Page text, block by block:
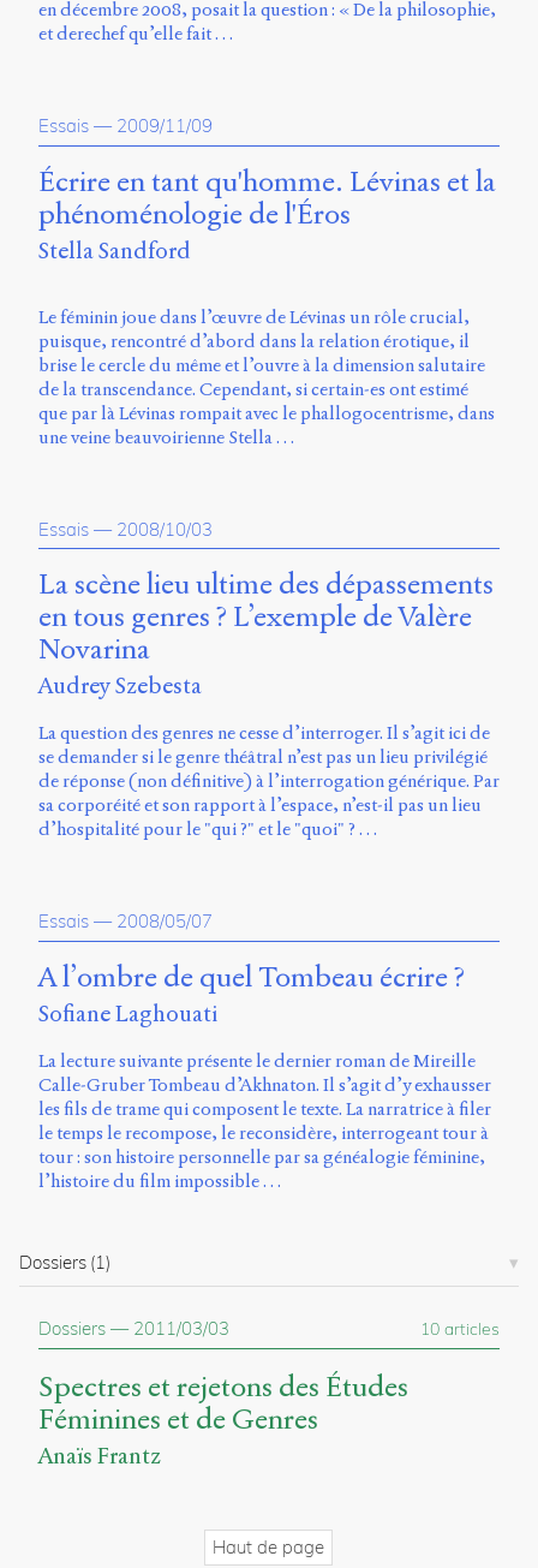
Foundry
et
Adams.
Ce
été
Julie
Blanc,
Maxime
Bouton,
Jérémy
De
Timothée
Servanne
Monjour,
Nicolas
Sauret
et
Vitali-
Rosati,
de
2018
en décembre 2008, posait la question : « De la philosophie,
et derechef qu’elle fait …
Essais — 2009/11/09
Écrire en tant qu'homme. Lévinas et la
phénoménologie de l'Éros
Stella Sandford
Le féminin joue dans l’œuvre de Lévinas un rôle crucial,
puisque, rencontré d’abord dans la relation érotique, il
brise le cercle du même et l’ouvre à la dimension salutaire
de la transcendance. Cependant, si certain-es ont estimé
que par là Lévinas rompait avec le phallogocentrisme, dans
une veine beauvoirienne Stella …
Essais — 2008/10/03
La scène lieu ultime des dépassements
en tous genres ? L’exemple de Valère
Novarina
Audrey Szebesta
La question des genres ne cesse d’interroger. Il s’agit ici de
se demander si le genre théâtral n’est pas un lieu privilégié
de réponse (non définitive) à l’interrogation générique. Par
sa corporéité et son rapport à l’espace, n’est-il pas un lieu
d’hospitalité pour le "qui ?" et le "quoi" ? …
Essais — 2008/05/07
A l’ombre de quel Tombeau écrire ?
Sofiane Laghouati
La lecture suivante présente le dernier roman de Mireille
Calle-Gruber Tombeau d’Akhnaton. Il s’agit d’y exhausser
les fils de trame qui composent le texte. La narratrice à filer
le temps le recompose, le reconsidère, interrogeant tour à
tour : son histoire personnelle par sa généalogie féminine,
l’histoire du film impossible …
Dossiers (1)
Dossiers — 2011/03/03 10 articles
Spectres et rejetons des Études
Féminines et de Genres
Anaïs Frantz
Haut de page